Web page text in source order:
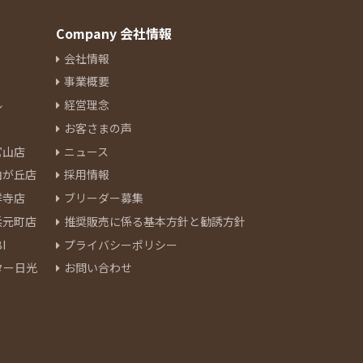
店
丘店
店
町店
日光
Company 会社情報
会社情報
事業概要
経営理念
お客さまの声
ニュース
採用情報
ブリーダー募集
推奨販売に係る基本方針と勧誘方針
プライバシーポリシー
お問い合わせ